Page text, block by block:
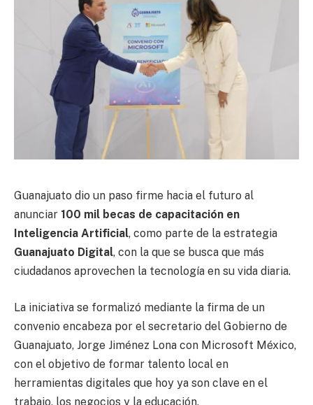
Guanajuato dio un paso firme hacia el futuro al
anunciar 100 mil becas de capacitación en
Inteligencia Artificial, como parte de la estrategia
Guanajuato Digital, con la que se busca que más
ciudadanos aprovechen la tecnología en su vida diaria.
La iniciativa se formalizó mediante la firma de un
convenio encabeza por el secretario del Gobierno de
Guanajuato, Jorge Jiménez Lona con Microsoft México,
con el objetivo de formar talento local en
herramientas digitales que hoy ya son clave en el
trabajo, los negocios y la educación.